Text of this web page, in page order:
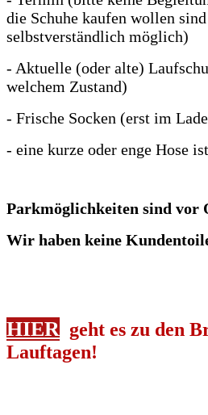
die Schuhe kaufen wollen
selbstverständlich möglich)
- Aktuelle (oder alte)
welchem Zustand)
- Frische Socken (erst im
- eine kurze oder enge Hose
Parkmöglichkeiten sind vor
Wir haben keine
HIER geht es zu den
Lauftagen!